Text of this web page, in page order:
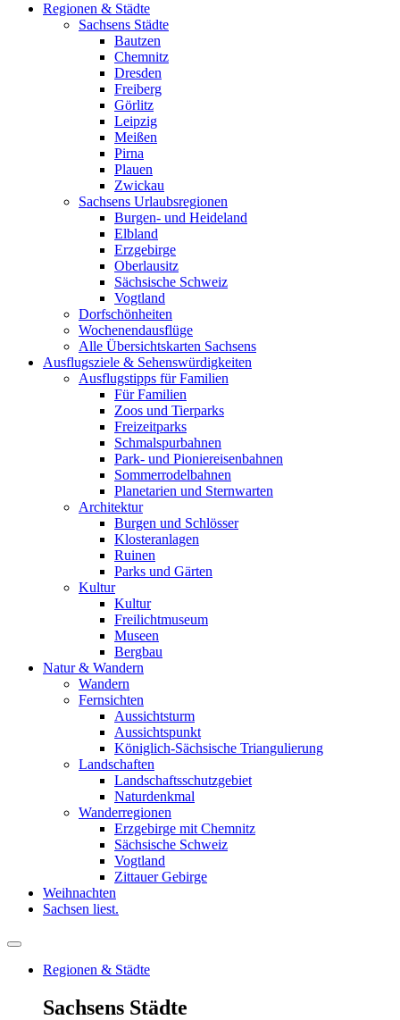
Regionen & Städte
Sachsens Städte
Bautzen
Chemnitz
Dresden
Freiberg
Görlitz
Leipzig
Meißen
Pirna
Plauen
Zwickau
Sachsens Urlaubsregionen
Burgen- und Heideland
Elbland
Erzgebirge
Oberlausitz
Sächsische Schweiz
Vogtland
Dorfschönheiten
Wochenendausflüge
Alle Übersichtskarten Sachsens
Ausflugsziele & Sehenswürdigkeiten
Ausflugstipps für Familien
Für Familien
Zoos und Tierparks
Freizeitparks
Schmalspurbahnen
Park- und Pioniereisenbahnen
Sommerrodelbahnen
Planetarien und Sternwarten
Architektur
Burgen und Schlösser
Klosteranlagen
Ruinen
Parks und Gärten
Kultur
Kultur
Freilichtmuseum
Museen
Bergbau
Natur & Wandern
Wandern
Fernsichten
Aussichtsturm
Aussichtspunkt
Königlich-Sächsische Triangulierung
Landschaften
Landschaftsschutzgebiet
Naturdenkmal
Wanderregionen
Erzgebirge mit Chemnitz
Sächsische Schweiz
Vogtland
Zittauer Gebirge
Weihnachten
Sachsen liest.
Regionen & Städte
Sachsens Städte